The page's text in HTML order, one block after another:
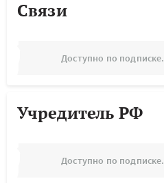
Связи
Доступно по подписке.
Учредитель РФ
Доступно по подписке.